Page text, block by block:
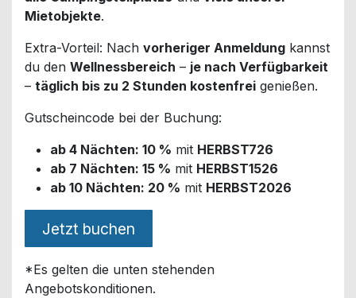
Mietobjekte.
Extra-Vorteil: Nach vorheriger Anmeldung kannst
du den Wellnessbereich – je nach Verfügbarkeit
– täglich bis zu 2 Stunden kostenfrei genießen.
Gutscheincode bei der Buchung:
ab 4 Nächten: 10 % mit HERBST726
ab 7 Nächten: 15 % mit HERBST1526
ab 10 Nächten: 20 % mit HERBST2026
Jetzt buchen
*Es gelten die unten stehenden
Angebotskonditionen.